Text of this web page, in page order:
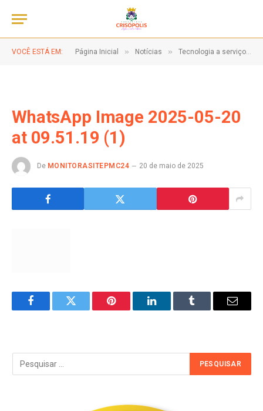
VOCÊ ESTÁ EM: Página Inicial » Notícias » Tecnologia a serviço da gestão pública!
WhatsApp Image 2025-05-20
at 09.51.19 (1)
De MONITORASITEPMC24 20 de maio de 2025
FacebookTwitter Pinterest LinkedInTumblr Email